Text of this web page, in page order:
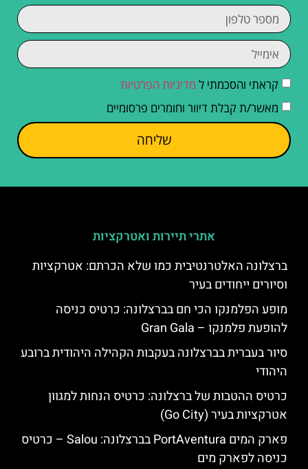
קראתי והסכמתי ל מדיניות הפרטיות
מאשר/ת קבלת דיוור וחומרים פרסומיים
שליחה
אתרי תיירות ואטרקציות
ברצלונה האלטרנטיבית כמו שלא הכרתם: אטרקציות
וסיורים ייחודים בעיר
מופע הפלמנקו הכי חם בברצלונה: כרטיס כניסה
להופעת פלמנקו – Gran Gala
סיור בעברית בברצלונה בעקבות הקהילה היהודית ברובע
היהודי
כרטיס ההטבות של ברצלונה: כרטיס הנחות למגוון
אטרקציות בעיר (Go City)
פארק המים PortAventura בברצלונה: Salou – כרטיס
כניסה לפארק מים